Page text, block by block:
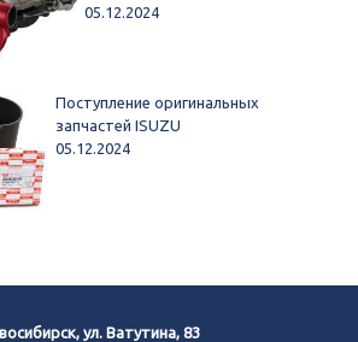
05.12.2024
Поступление оригинальных
запчастей ISUZU
05.12.2024
ул. Ватутина, 83